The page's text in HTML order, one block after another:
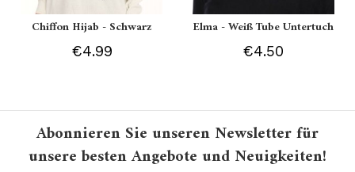
Chiffon Hijab - Schwarz
€4.99
Elma - Weiß Tube Untertuch
€4.50
Abonnieren Sie unseren Newsletter für
unsere besten Angebote und Neuigkeiten!